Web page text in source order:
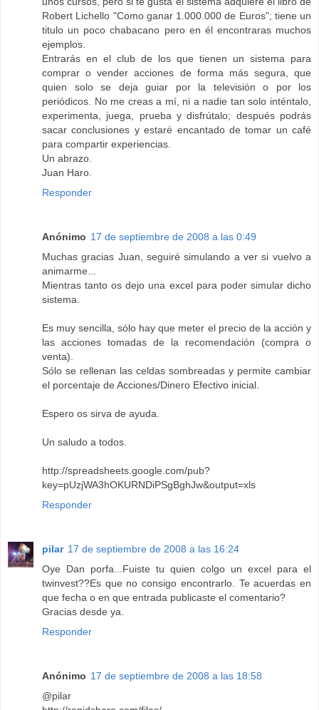
Robert Lichello "Como ganar 1.000.000 de Euros"; tiene un
titulo un poco chabacano pero en él encontraras muchos
ejemplos.
Entrarás en el club de los que tienen un sistema para
comprar o vender acciones de forma más segura, que
quien solo se deja guiar por la televisión o por los
periódicos. No me creas a mí, ni a nadie tan solo inténtalo,
experimenta, juega, prueba y disfrútalo; después podrás
sacar conclusiones y estaré encantado de tomar un café
para compartir experiencias.
Un abrazo.
Juan Haro.
Responder
Anónimo 17 de septiembre de 2008 a las 0:49
Muchas gracias Juan, seguiré simulando a ver si vuelvo a
animarme...
Mientras tanto os dejo una excel para poder simular dicho
sistema.
Es muy sencilla, sólo hay que meter el precio de la acción y
las acciones tomadas de la recomendación (compra o
venta).
Sólo se rellenan las celdas sombreadas y permite cambiar
el porcentaje de Acciones/Dinero Efectivo inicial.
Espero os sirva de ayuda.
Un saludo a todos.
http://spreadsheets.google.com/pub?
key=pUzjWA3hOKURNDiPSgBghJw&output=xls
Responder
pilar 17 de septiembre de 2008 a las 16:24
Oye Dan porfa...Fuiste tu quien colgo un excel para el
twinvest??Es que no consigo encontrarlo. Te acuerdas en
que fecha o en que entrada publicaste el comentario?
Gracias desde ya.
Responder
Anónimo 17 de septiembre de 2008 a las 18:58
@pilar